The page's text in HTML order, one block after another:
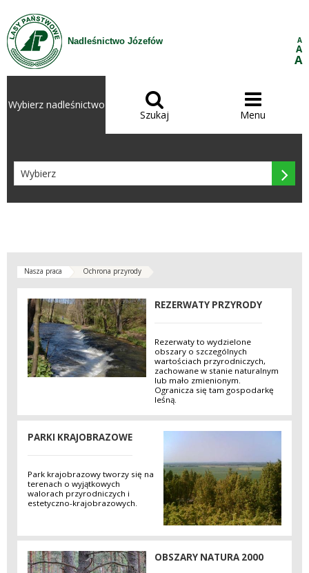
Przejdź do treści
Nadleśnictwo Józefów A
A
A
Wybierz nadleśnictwo 
Szukaj

Menu

Nasza praca Ochrona przyrody
REZERWATY PRZYRODY
Rezerwaty to wydzielone
obszary o szczególnych
wartościach przyrodniczych,
zachowane w stanie naturalnym
lub mało zmienionym.
Ogranicza się tam gospodarkę
leśną.
PARKI KRAJOBRAZOWE
Park krajobrazowy tworzy się na
terenach o wyjątkowych
walorach przyrodniczych i
estetyczno-krajobrazowych.
OBSZARY NATURA 2000